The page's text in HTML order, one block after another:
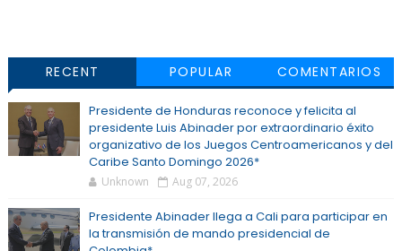
RECENT POPULAR COMENTARIOS
Presidente de Honduras reconoce y felicita al
presidente Luis Abinader por extraordinario éxito
organizativo de los Juegos Centroamericanos y del
Caribe Santo Domingo 2026*
Unknown Aug 07, 2026
Presidente Abinader llega a Cali para participar en
la transmisión de mando presidencial de